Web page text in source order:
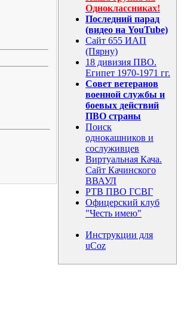
Одноклассниках!
Последний парад
(видео на YouTube)
Сайт 655 ИАП
(Пярну)
18 дивизия ПВО.
Египет 1970-1971 гг.
Совет ветеранов
военной службы и
боевых действий
ПВО страны
Поиск
однокашников и
сослуживцев
Виртуальная Кача.
Сайт Качинского
ВВАУЛ
РТВ ПВО ГСВГ
Офицерский клуб
"Честь имею"
Инструкции для
uCoz